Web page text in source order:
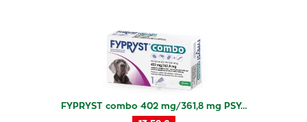
FYPRYST combo 402 mg/361,8 mg PSY…